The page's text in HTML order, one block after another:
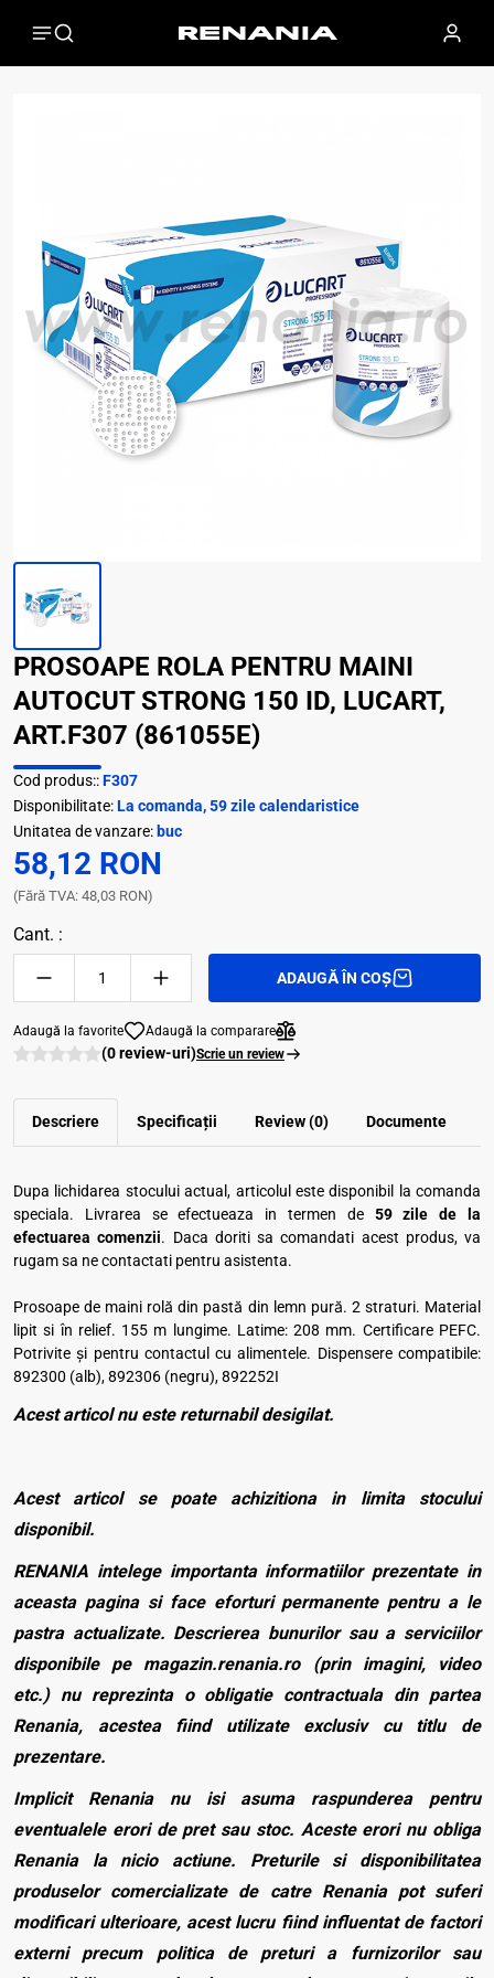
PROSOAPE ROLA PENTRU MAINI
AUTOCUT STRONG 150 ID, LUCART,
ART.F307 (861055E)
Cod produs::F307
Disponibilitate:La comanda, 59 zile calendaristice
Unitatea de vanzare: buc
58,12 RON
(Fără TVA: 48,03 RON)
Cant. :
ADAUGĂ ÎN COȘ
Adaugă la favorite Adaugă la comparare
(0 review-uri)Scrie un review
Descriere Specificații Review (0) Documente
Dupa lichidarea stocului actual, articolul este disponibil la comanda
speciala. Livrarea se efectueaza in termen de 59 zile de la
efectuarea comenzii. Daca doriti sa comandati acest produs, va
rugam sa ne contactati pentru asistenta.
Prosoape de maini rolă din pastă din lemn pură. 2 straturi. Material
lipit si în relief. 155 m lungime. Latime: 208 mm. Certificare PEFC.
Potrivite și pentru contactul cu alimentele. Dispensere compatibile:
892300 (alb), 892306 (negru), 892252I
Acest articol nu este returnabil desigilat.
Acest articol se poate achizitiona in limita stocului
disponibil.
RENANIA intelege importanta informatiilor prezentate in
aceasta pagina si face eforturi permanente pentru a le
pastra actualizate. Descrierea bunurilor sau a serviciilor
disponibile pe magazin.renania.ro (prin imagini, video
etc.) nu reprezinta o obligatie contractuala din partea
Renania, acestea fiind utilizate exclusiv cu titlu de
prezentare.
Implicit Renania nu isi asuma raspunderea pentru
eventualele erori de pret sau stoc. Aceste erori nu obliga
Renania la nicio actiune. Preturile si disponibilitatea
produselor comercializate de catre Renania pot suferi
modificari ulterioare, acest lucru fiind influentat de factori
externi precum politica de preturi a furnizorilor sau